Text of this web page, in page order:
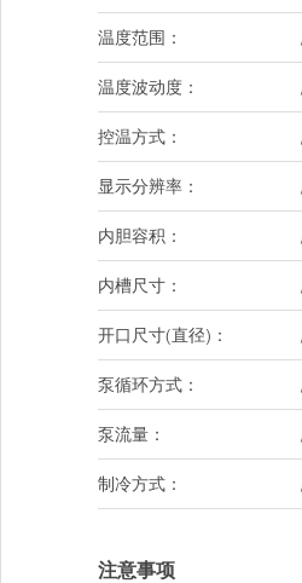
温度范围：
温度波动度：
控温方式：
显示分辨率：
内胆容积：
内槽尺寸：
开口尺寸(直径)：
泵循环方式：
泵流量：
制冷方式：
注意事项